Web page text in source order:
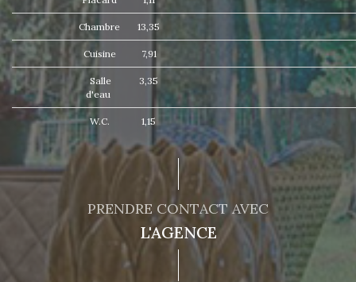
Chambre 13,35
Cuisine 7,91
Salle
d'eau
3,35
W.C. 1,15
PRENDRE CONTACT AVEC
L'AGENCE